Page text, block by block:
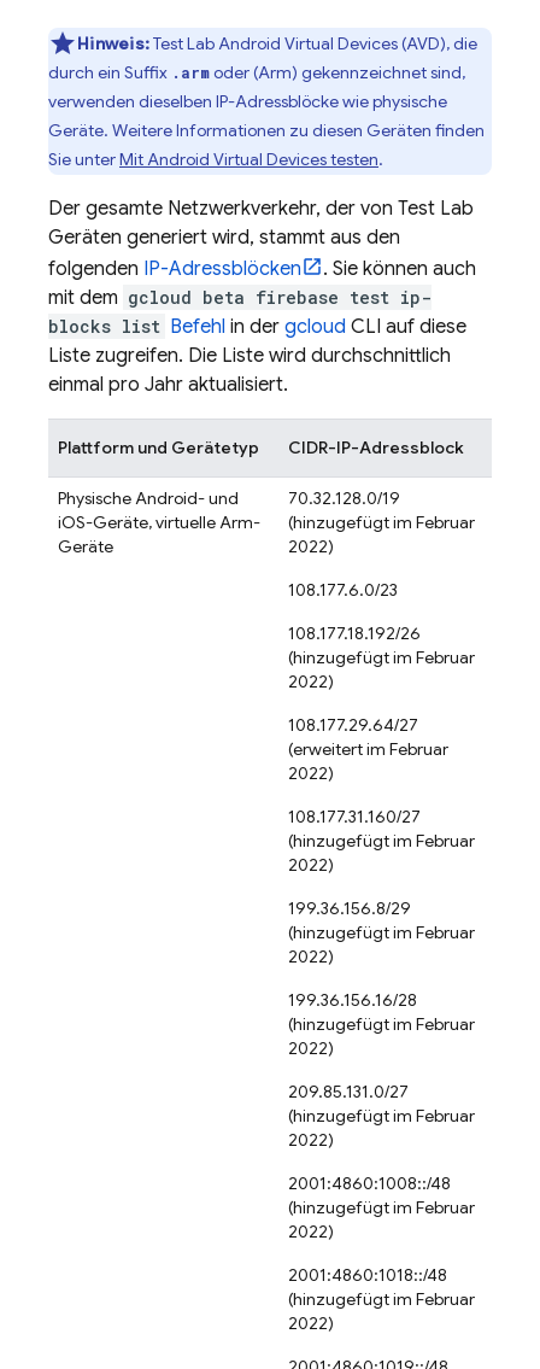
Hinweis:Test LabAndroid Virtual Devices (AVD), die
durch ein Suffix .armoder (Arm) gekennzeichnet sind,
verwenden dieselben IP-Adressblöcke wie physische
Geräte. Weitere Informationen zu diesen Geräten finden
Sie unterMit Android Virtual Devices testen.
Der gesamte Netzwerkverkehr, der von Test Lab
Geräten generiert wird, stammt aus den
folgenden IP-Adressblöcken
. Sie können auch
mit dem gcloud beta firebase test ip-
blocks list Befehl in der gcloud CLI auf diese
Liste zugreifen. Die Liste wird durchschnittlich
einmal pro Jahr aktualisiert.
Plattform und Gerätetyp CIDR-IP-Adressblock
Physische Android- und
iOS-Geräte, virtuelle Arm-
Geräte
70.32.128.0/19
(hinzugefügt im Februar
2022)
108.177.6.0/23
108.177.18.192/26
(hinzugefügt im Februar
2022)
108.177.29.64/27
(erweitert im Februar
2022)
108.177.31.160/27
(hinzugefügt im Februar
2022)
199.36.156.8/29
(hinzugefügt im Februar
2022)
199.36.156.16/28
(hinzugefügt im Februar
2022)
209.85.131.0/27
(hinzugefügt im Februar
2022)
2001:4860:1008::/48
(hinzugefügt im Februar
2022)
2001:4860:1018::/48
(hinzugefügt im Februar
2022)